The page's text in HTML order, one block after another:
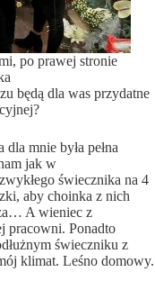
po prawej stronie
będą dla was przydatne
mnie była pełna
jak w
świecznika na 4
aby choinka z nich
A wieniec z
pracowni. Ponadto
świeczniku z
klimat. Leśno domowy.